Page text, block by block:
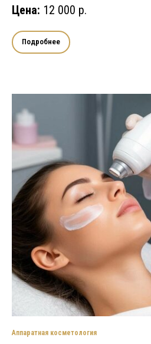
Цена: 12 000 р.
Подробнее
Аппаратная косметология